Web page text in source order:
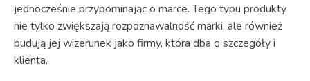
jednocześnie przypominając o marce. Tego typu produkty
nie tylko zwiększają rozpoznawalność marki, ale również
budują jej wizerunek jako firmy, która dba o szczegóły i
klienta.